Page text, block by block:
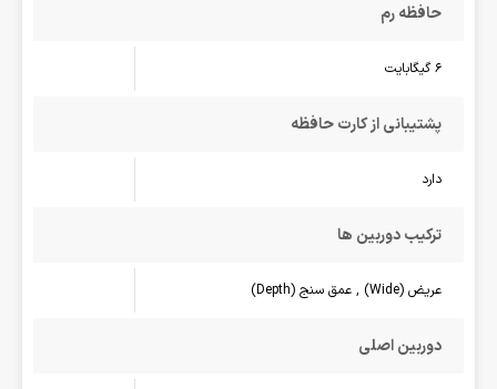
حافظه رم
6 گیگابایت
پشتیبانی از کارت حافظه
دارد
ترکیب دوربین ها
عریض (Wide) , عمق سنج (Depth)
دوربین اصلی